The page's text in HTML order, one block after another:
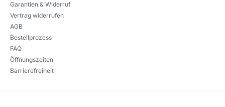
Garantien & Widerruf
Vertrag widerrufen
AGB
Bestellprozess
FAQ
Öffnungszeiten
Barrierefreiheit